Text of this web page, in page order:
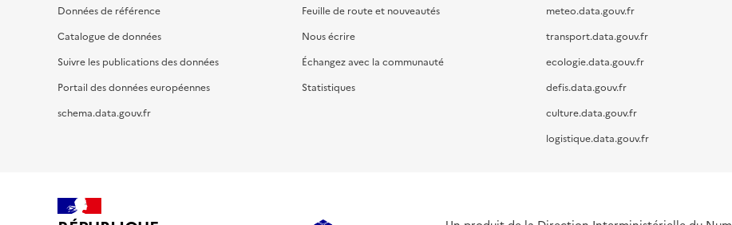
Données de référence
Catalogue de données
Suivre les publications des données
Portail des données européennes
schema.data.gouv.fr
Feuille de route et nouveautés
Nous écrire
Échangez avec la communauté
Statistiques
meteo.data.gouv.fr
transport.data.gouv.fr
ecologie.data.gouv.fr
defis.data.gouv.fr
culture.data.gouv.fr
logistique.data.gouv.fr